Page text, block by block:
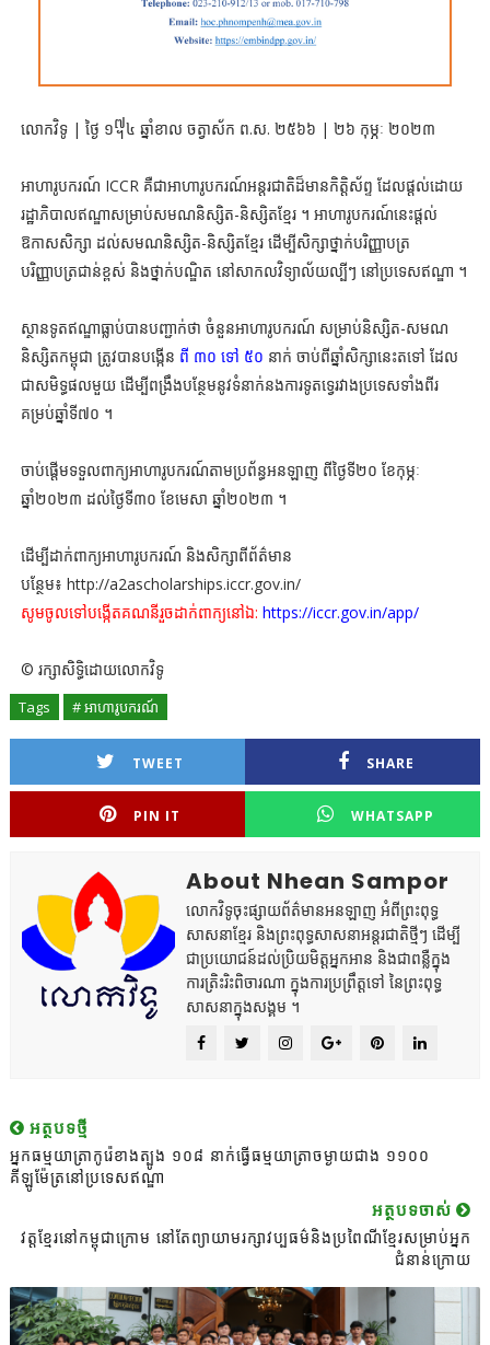
លោកវិទូ | ថ្ងៃ ១᧧៤ ឆ្នាំខាល ចត្វាស័ក ព.ស. ២៥៦៦ | ២៦ កុម្ភៈ ២០២៣
អាហារូបករណ៍ ICCR គឺជាអាហារូបករណ៍អន្តរជាតិដ៏មានកិត្តិស័ព្ទ ដែលផ្ដល់ដោយ
រដ្ឋាភិបាលឥណ្ឌាសម្រាប់សមណនិស្សិត-និស្សិតខ្មែរ ។ អាហារូបករណ៍នេះផ្ដល់
ឱកាសសិក្សា ដល់សមណនិស្សិត-និស្សិតខ្មែរ ដើម្បីសិក្សាថ្នាក់បរិញ្ញាបត្រ
បរិញ្ញាបត្រជាន់ខ្ពស់ និងថ្នាក់បណ្ឌិត នៅសាកលវិទ្យាល័យល្បីៗ នៅប្រទេសឥណ្ឌា ។
ស្ថានទូតឥណ្ឌាធ្លាប់បានបញ្ជាក់ថា ចំនួនអាហារូបករណ៍ សម្រាប់និស្សិត-សមណ
និស្សិតកម្ពុជា ត្រូវបានបង្កើន ពី ៣០ ទៅ ៥០ នាក់ ចាប់ពីឆ្នាំសិក្សានេះតទៅ ដែល
ជាសមិទ្ធផលមួយ ដើម្បីពង្រឹងបន្ថែមនូវទំនាក់នងការទូតទ្វេរវាងប្រទេសទាំងពីរ
គម្រប់ឆ្នាំទី៧០ ។
ចាប់ផ្ដើមទទួលពាក្យអាហារូបករណ៍តាមប្រព័ន្ធអនឡាញ ពីថ្ងៃទី២០ ខែកុម្ភៈ
ឆ្នាំ២០២៣ ដល់ថ្ងៃទី៣០ ខែមេសា ឆ្នាំ២០២៣ ។
ដើម្បីដាក់ពាក្យអាហារូបករណ៍ និងសិក្សាពីព័ត៌មាន
បន្ថែម៖ http://a2ascholarships.iccr.gov.in/
សូមចូលទៅបង្កើតគណនីរួចដាក់ពាក្យនៅឯ: https://iccr.gov.in/app/
© រក្សាសិទ្ធិដោយលោកវិទូ
Tags # អាហារូបករណ៍
TWEET SHARE
PIN IT WHATSAPP
About Nhean Sampor
លោកវិទូចុះផ្សាយព័ត៌មានអនឡាញ អំពីព្រះពុទ្ធ
សាសនាខ្មែរ និងព្រះពុទ្ធសាសនាអន្តរជាតិថ្មីៗ ដើម្បី
ជាប្រយោជន៍ដល់ប្រិយមិត្តអ្នកអាន និងជាពន្លឺក្នុង
ការត្រិះរិះពិចារណា ក្នុងការប្រព្រឹត្តទៅ នៃព្រះពុទ្ធ
សាសនាក្នុងសង្គម ។
អត្ថបទថ្មី
អ្នកធម្មយាត្រាកូរ៉េខាងត្បូង ១០៨ នាក់ធ្វើធម្មយាត្រាចម្ងាយជាង ១១០០
គីឡូម៉ែត្រនៅប្រទេសឥណ្ឌា
អត្ថបទចាស់
វត្តខ្មែរនៅកម្ពុជាក្រោម នៅតែព្យាយាមរក្សាវប្បធម៌និងប្រពៃណីខ្មែរសម្រាប់អ្នក
ជំនាន់ក្រោយ